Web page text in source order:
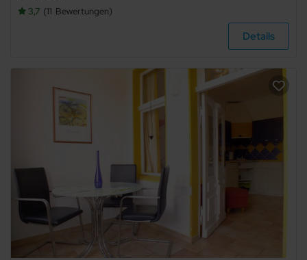
3,7 11 Bewertungen
Details